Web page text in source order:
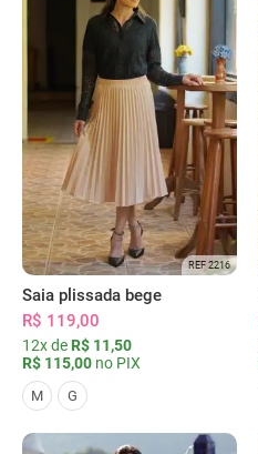
REF 2216
Saia plissada bege
R$ 119,00
12x de R$ 11,50
R$ 115,00 no PIX
M G